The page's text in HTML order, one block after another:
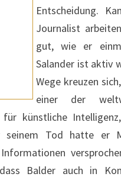
Entscheidung.
Journalist
gut, wie er
Salander ist aktiv
Wege kreuzen
weltweit führenden
ermordet wird. Kurz vor
Blomkvist brisante
Als Blomkvist erfährt,
zu Lisbeth Salander